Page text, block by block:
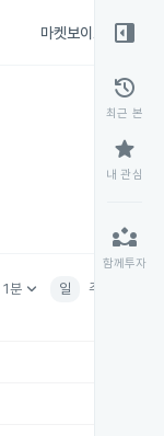
마켓보이스
1분keyboard_arrow_down 일 주
right_panel_open
history
최근 본
star
내 관심
partner_exchange
함께투자